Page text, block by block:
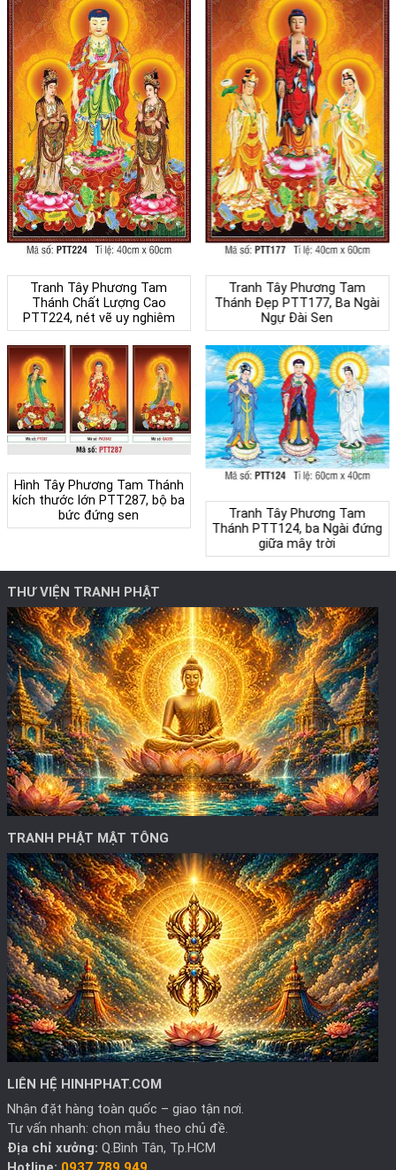
Tranh Tây Phương Tam
Thánh Chất Lượng Cao
PTT224, nét vẽ uy nghiêm
Tranh Tây Phương Tam
Thánh Đẹp PTT177, Ba Ngài
Ngự Đài Sen
Hình Tây Phương Tam Thánh
kích thước lớn PTT287, bộ ba
bức đứng sen
Tranh Tây Phương Tam
Thánh PTT124, ba Ngài đứng
giữa mây trời
THƯ VIỆN TRANH PHẬT
TRANH PHẬT MẬT TÔNG
LIÊN HỆ HINHPHAT.COM
Nhận đặt hàng toàn quốc – giao tận nơi.
Tư vấn nhanh: chọn mẫu theo chủ đề.
Địa chỉ xưởng: Q.Bình Tân, Tp.HCM